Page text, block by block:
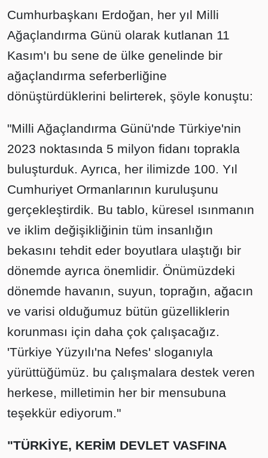
Cumhurbaşkanı Erdoğan, her yıl Milli
Ağaçlandırma Günü olarak kutlanan 11
Kasım'ı bu sene de ülke genelinde bir
ağaçlandırma seferberliğine
dönüştürdüklerini belirterek, şöyle konuştu:
"Milli Ağaçlandırma Günü'nde Türkiye'nin
2023 noktasında 5 milyon fidanı toprakla
buluşturduk. Ayrıca, her ilimizde 100. Yıl
Cumhuriyet Ormanlarının kuruluşunu
gerçekleştirdik. Bu tablo, küresel ısınmanın
ve iklim değişikliğinin tüm insanlığın
bekasını tehdit eder boyutlara ulaştığı bir
dönemde ayrıca önemlidir. Önümüzdeki
dönemde havanın, suyun, toprağın, ağacın
ve varisi olduğumuz bütün güzelliklerin
korunması için daha çok çalışacağız.
'Türkiye Yüzyılı'na Nefes' sloganıyla
yürüttüğümüz. bu çalışmalara destek veren
herkese, milletimin her bir mensubuna
teşekkür ediyorum."
"TÜRKİYE, KERİM DEVLET VASFINA